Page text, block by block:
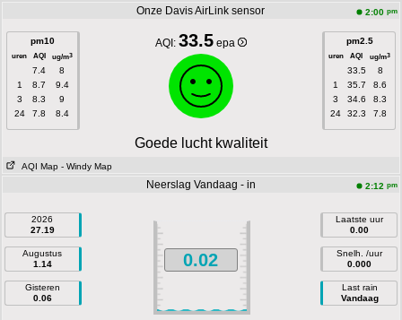
Onze Davis AirLink sensor 2:00 pm
pm10
uren AQI ug/m3
7.4
8
1
8.7
9.4
3
8.3
9
24
7.8 8.4
AQI: 33.5 epa pm2.5
uren AQI ug/m3
33.5
8
1
35.7
8.6
3
34.6
8.3
24
32.3 7.8
Goede lucht kwaliteit
AQI Map - Windy Map
Neerslag Vandaag - in 2:12 pm
2026
27.19
Augustus
1.14
Gisteren
0.06
0.02
Laatste uur
0.00
Snelh. /uur
0.000
Last rain
Vandaag